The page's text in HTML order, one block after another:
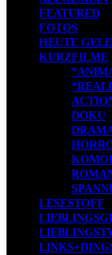
FEATURED
FOTOS
HEUTE
KURZFILME
DOKU
LESESTOFF